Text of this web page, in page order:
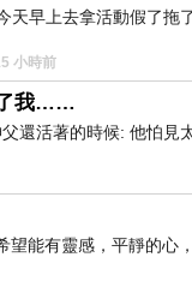
天早上去拿活動假了拖
小時前
我……
還活著的時候: 他怕
望能有靈感，平靜的心